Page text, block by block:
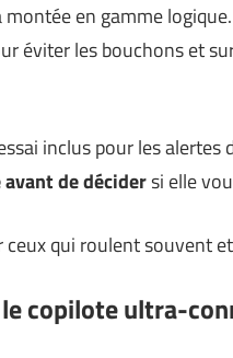
montée en gamme
éviter les bouchons et
inclus pour les
de décidersi elle
ceux qui roulent souvent
le copilote ultra-